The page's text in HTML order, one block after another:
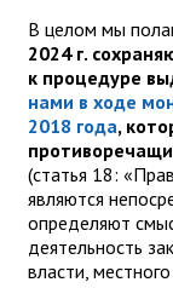
В целом мы
2024 г.
к процедуре
нами в ходе
2018 года,
(статья 18:
являются
определяют
деятельность
власти,